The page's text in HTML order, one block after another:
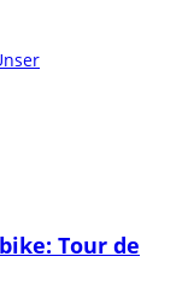
Tour de